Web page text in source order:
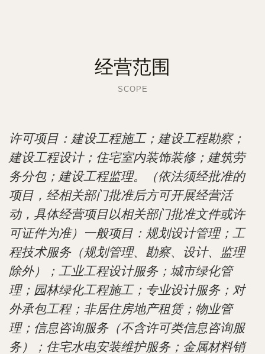
经营范围
SCOPE
许可项目：建设工程施工；建设工程勘察；
建设工程设计；住宅室内装饰装修；建筑劳
务分包；建设工程监理。（依法须经批准的
项目，经相关部门批准后方可开展经营活
动，具体经营项目以相关部门批准文件或许
可证件为准）一般项目：规划设计管理；工
程技术服务（规划管理、勘察、设计、监理
除外）；工业工程设计服务；城市绿化管
理；园林绿化工程施工；专业设计服务；对
外承包工程；非居住房地产租赁；物业管
理；信息咨询服务（不含许可类信息咨询服
务）；住宅水电安装维护服务；金属材料销